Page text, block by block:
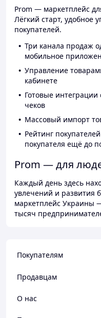
Prom — маркетплейс
Лёгкий старт, удобное
покупателей.
Три канала продаж
мобильное
Управление
кабинете
Готовые
чеков
Массовый импорт
Рейтинг
покупателя ещё до
Prom — для
Каждый день здесь
увлечений и развития
маркетплейс Украины
тысяч
Покупателям
Продавцам
О нас